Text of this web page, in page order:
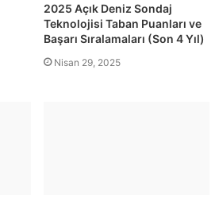
2025 Açık Deniz Sondaj
Teknolojisi Taban Puanları ve
Başarı Sıralamaları (Son 4 Yıl)
Nisan 29, 2025